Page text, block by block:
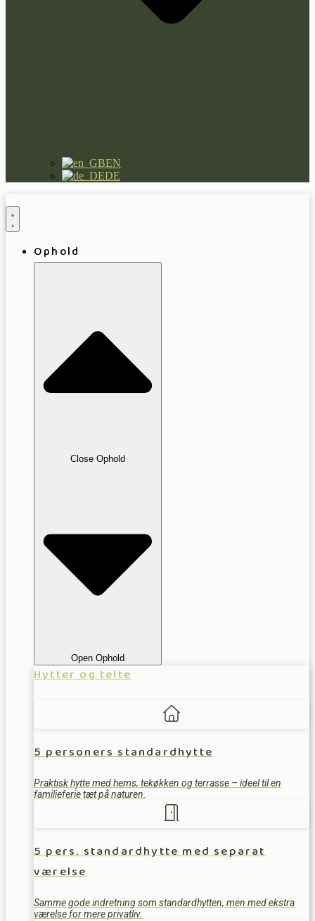
EN
DE
Ophold
Close Ophold
Open Ophold
Hytter og telte
5 personers standardhytte
Praktisk hytte med hems, tekøkken og terrasse – ideel til en
familieferie tæt på naturen.
5 pers. standardhytte med separat
værelse
Samme gode indretning som standardhytten, men med ekstra
værelse for mere privatliv.